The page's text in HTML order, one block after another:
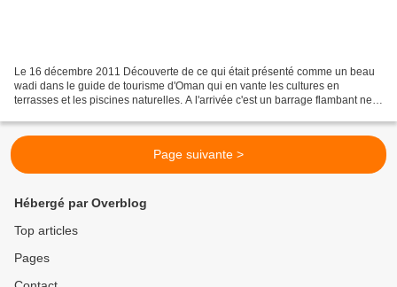
Le 16 décembre 2011 Découverte de ce qui était présenté comme un beau
wadi dans le guide de tourisme d'Oman qui en vante les cultures en
terrasses et les piscines naturelles. A l'arrivée c'est un barrage flambant neuf
Page suivante >
Hébergé par Overblog
Top articles
Pages